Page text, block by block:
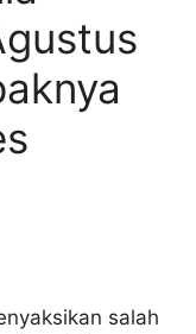
salah